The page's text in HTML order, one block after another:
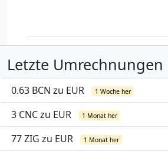
Letzte Umrechnungen
0.63 BCN zu EUR 1 Woche her
3 CNC zu EUR 1 Monat her
77 ZIG zu EUR 1 Monat her